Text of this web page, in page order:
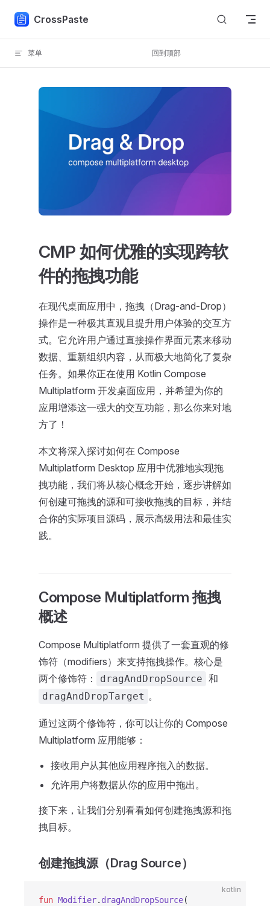
Skip to content
CrossPaste
菜单 回到顶部
CMP 如何优雅的实现跨软
件的拖拽功能
在现代桌面应用中，拖拽（Drag-and-Drop）
操作是一种极其直观且提升用户体验的交互方
式。它允许用户通过直接操作界面元素来移动
数据、重新组织内容，从而极大地简化了复杂
任务。如果你正在使用 Kotlin Compose
Multiplatform 开发桌面应用，并希望为你的
应用增添这一强大的交互功能，那么你来对地
方了！
本文将深入探讨如何在 Compose
Multiplatform Desktop 应用中优雅地实现拖
拽功能，我们将从核心概念开始，逐步讲解如
何创建可拖拽的源和可接收拖拽的目标，并结
合你的实际项目源码，展示高级用法和最佳实
践。
Compose Multiplatform 拖拽
概述
Compose Multiplatform 提供了一套直观的修
饰符（modifiers）来支持拖拽操作。核心是
两个修饰符：
dragAndDropSource 和
dragAndDropTarget 。
通过这两个修饰符，你可以让你的 Compose
Multiplatform 应用能够：
接收用户从其他应用程序拖入的数据。
允许用户将数据从你的应用中拖出。
接下来，让我们分别看看如何创建拖拽源和拖
拽目标。
创建拖拽源（Drag Source）
kotlin
fun Modifier. dragAndDropSource(